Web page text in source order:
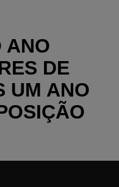
ANO
DE
UM ANO